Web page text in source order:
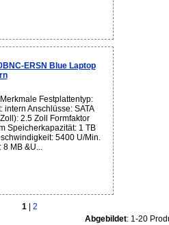
ERSN Blue Laptop
Festplattentyp:
intern Anschlüsse: SATA
2.5 Zoll Formfaktor
Speicherkapazität: 1 TB
5400 U/Min.
8 MB &U...
1
2
Abgebildet: 1-20